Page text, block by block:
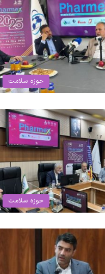
حوزه سلامت
حوزه سلامت